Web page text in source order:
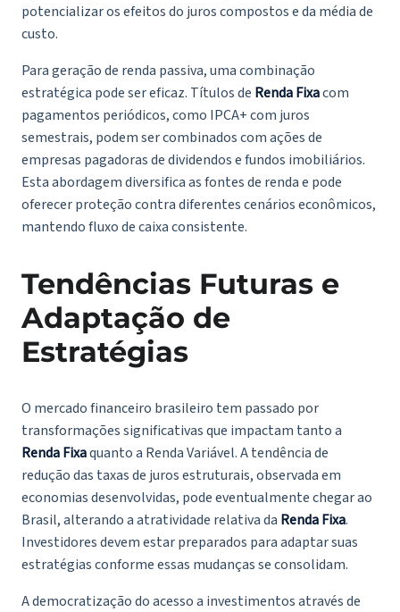
potencializar os efeitos do juros compostos e da média de
custo.
Para geração de renda passiva, uma combinação
estratégica pode ser eficaz. Títulos de Renda Fixacom
pagamentos periódicos, como IPCA+ com juros
semestrais, podem ser combinados com ações de
empresas pagadoras de dividendos e fundos imobiliários.
Esta abordagem diversifica as fontes de renda e pode
oferecer proteção contra diferentes cenários econômicos,
mantendo fluxo de caixa consistente.
Tendências Futuras e
Adaptação de
Estratégias
O mercado financeiro brasileiro tem passado por
transformações significativas que impactam tanto a
Renda Fixaquanto a Renda Variável. A tendência de
redução das taxas de juros estruturais, observada em
economias desenvolvidas, pode eventualmente chegar ao
Brasil, alterando a atratividade relativa da Renda Fixa.
Investidores devem estar preparados para adaptar suas
estratégias conforme essas mudanças se consolidam.
A democratização do acesso a investimentos através de